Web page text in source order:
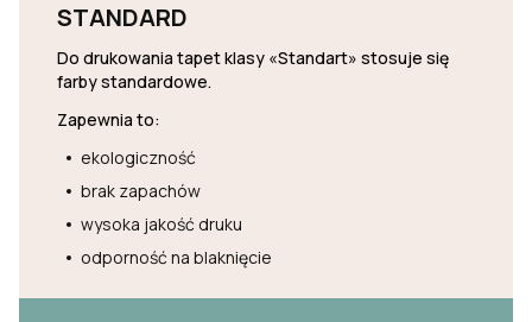
STANDARD
Do drukowania tapet klasy «Standart» stosuje się
farby standardowe.
Zapewnia to:
ekologiczność
brak zapachów
wysoka jakość druku
odporność na blaknięcie